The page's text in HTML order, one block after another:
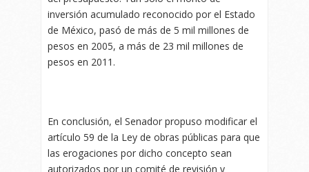
inversión acumulado reconocido por el Estado
de México, pasó de más de 5 mil millones de
pesos en 2005, a más de 23 mil millones de
pesos en 2011.
En conclusión, el Senador propuso modificar el
artículo 59 de la Ley de obras públicas para que
las erogaciones por dicho concepto sean
autorizados por un comité de revisión y